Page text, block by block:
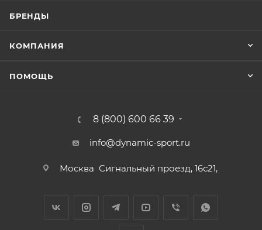
БРЕНДЫ
КОМПАНИЯ
ПОМОЩЬ
8 (800) 600 66 39
info@dynamic-sport.ru
Москва Сигнальный проезд, 16с21,